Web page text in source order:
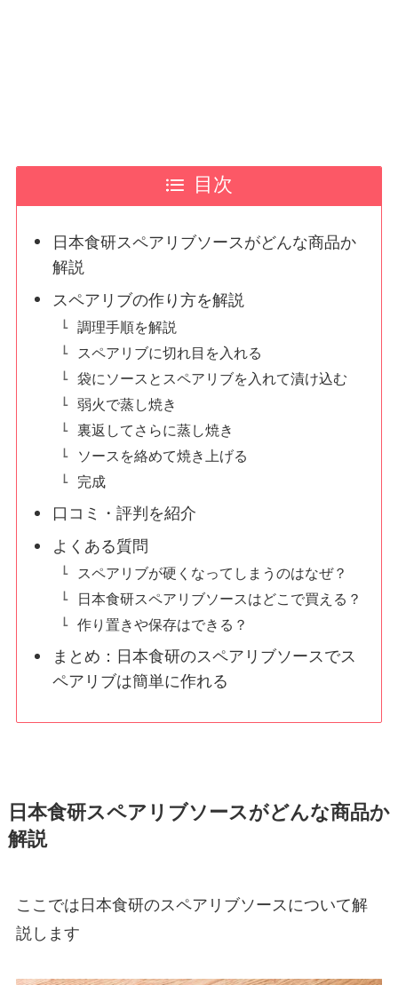
目次
日本食研スペアリブソースがどんな商品か
解説
スペアリブの作り方を解説
調理手順を解説
スペアリブに切れ目を入れる
袋にソースとスペアリブを入れて漬け込む
弱火で蒸し焼き
裏返してさらに蒸し焼き
ソースを絡めて焼き上げる
完成
口コミ・評判を紹介
よくある質問
スペアリブが硬くなってしまうのはなぜ？
日本食研スペアリブソースはどこで買える？
作り置きや保存はできる？
まとめ：日本食研のスペアリブソースでス
ペアリブは簡単に作れる
日本食研スペアリブソースがどんな商品か
解説
ここでは日本食研のスペアリブソースについて解
説します